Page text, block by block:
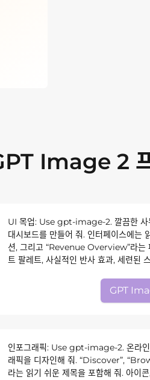
Image 2
UI 목업: Use gpt-image-2. 깔끔한 사
대시보드를 만들어 줘. 인터페이스에는
션, 그리고 “Revenue Overview”라는
트 팔레트, 사실적인 반사 효과, 세련된
GPT
인포그래픽: Use gpt-image-2. 온라인
래픽을 디자인해 줘. “Discover”,
라는 읽기 쉬운 제목을 포함해 줘. 아이